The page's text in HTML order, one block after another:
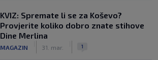
KVIZ: Spremate li se za Koševo?
Provjerite koliko dobro znate stihove
Dine Merlina
MAGAZIN 31. mar. 1